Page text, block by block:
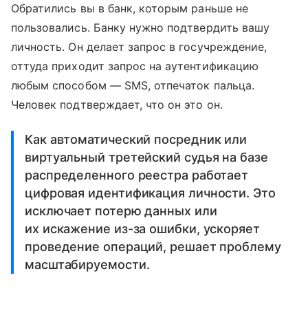
Обратились вы в банк, которым раньше не
пользовались. Банку нужно подтвердить вашу
личность. Он делает запрос в госучреждение,
оттуда приходит запрос на аутентификацию
любым способом — SMS, отпечаток пальца.
Человек подтверждает, что он это он.
Как автоматический посредник или
виртуальный третейский судья на базе
распределенного реестра работает
цифровая идентификация личности. Это
исключает потерю данных или
их искажение из-за ошибки, ускоряет
проведение операций, решает проблему
масштабируемости.